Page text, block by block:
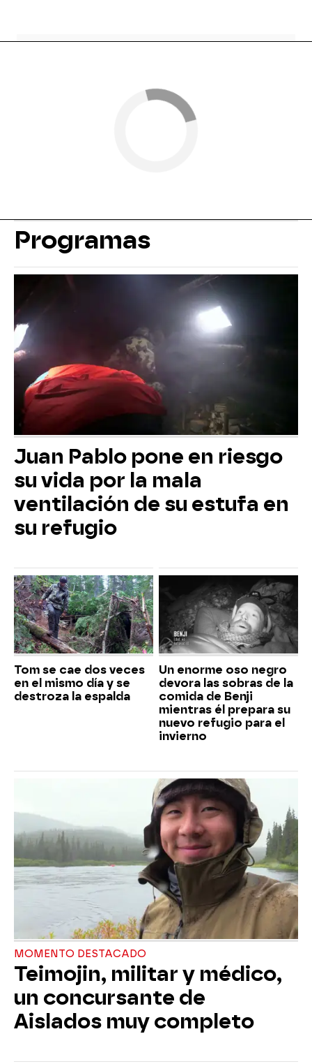
Programas
Juan Pablo pone en riesgo
su vida por la mala
ventilación de su estufa en
su refugio
Tom se cae dos veces
en el mismo día y se
destroza la espalda
Un enorme oso negro
devora las sobras de la
comida de Benji
mientras él prepara su
nuevo refugio para el
invierno
MOMENTO DESTACADO
Teimojin, militar y médico,
un concursante de
Aislados muy completo